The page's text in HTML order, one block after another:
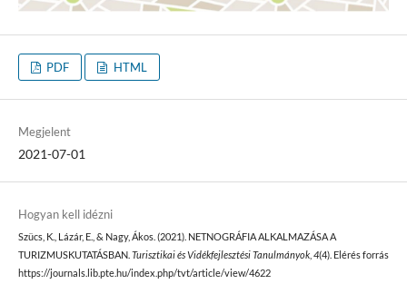
PDF HTML
Megjelent
2021-07-01
Hogyan kell idézni
Szücs, K., Lázár, E., & Nagy, Ákos. (2021). NETNOGRÁFIA ALKALMAZÁSA A
TURIZMUSKUTATÁSBAN. Turisztikai és Vidékfejlesztési Tanulmányok, 4(4). Elérés forrás
https://journals.lib.pte.hu/index.php/tvt/article/view/4622